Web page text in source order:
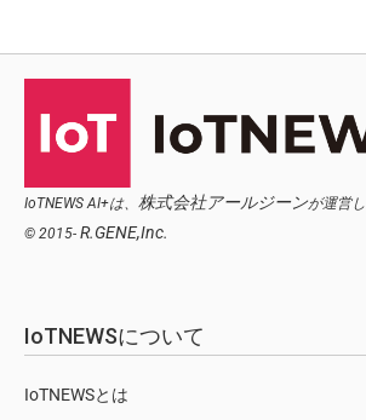
IoTNEWS AI+は、 株式会社アールジーンが運営
© 2015- R.GENE,Inc.
IoTNEWSについて
IoTNEWSとは